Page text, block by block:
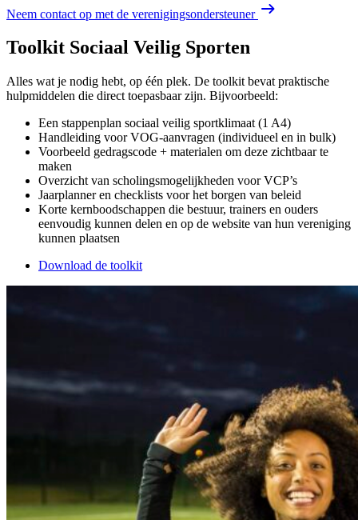
Neem contact op met de verenigingsondersteuner
Toolkit Sociaal Veilig Sporten​
Alles wat je nodig hebt, op één plek. De toolkit bevat praktische
hulpmiddelen die direct toepasbaar zijn. Bijvoorbeeld:
Een stappenplan sociaal veilig sportklimaat (1 A4)
Handleiding voor VOG-aanvragen (individueel en in bulk)
Voorbeeld gedragscode + materialen om deze zichtbaar te
maken
Overzicht van scholingsmogelijkheden voor VCP’s
Jaarplanner en checklists voor het borgen van beleid
Korte kernboodschappen die bestuur, trainers en ouders
eenvoudig kunnen delen en op de website van hun vereniging
kunnen plaatsen
Download de toolkit